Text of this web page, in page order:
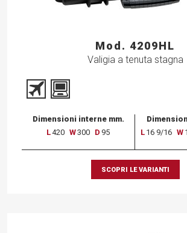
Mod. 4209HL
Valigia a tenuta stagna
Dimensioni interne mm.
L420 W300 D 95
L 16 9/16 W
SCOPRI LE VARIANTI